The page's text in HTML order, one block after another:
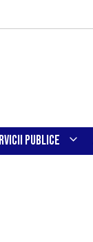
PUBLICE